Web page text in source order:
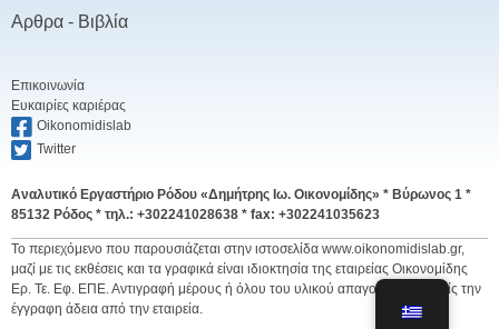
Αρθρα - Βιβλία
Επικοινωνία
Ευκαιρίες καριέρας
Oikonomidislab
Twitter
Αναλυτικό Εργαστήριο Ρόδου «Δημήτρης Ιω. Οικονομίδης» * Βύρωνος 1 *
85132 Ρόδος * τηλ.: +302241028638 * fax: +302241035623
Το περιεχόμενο που παρουσιάζεται στην ιστοσελίδα www.oikonomidislab.gr,
μαζί με τις εκθέσεις και τα γραφικά είναι ιδιοκτησία της εταιρείας Οικονομίδης
Ερ. Τε. Εφ. ΕΠΕ. Αντιγραφή μέρους ή όλου του υλικού απαγορεύεται χωρίς την
έγγραφη άδεια από την εταιρεία.